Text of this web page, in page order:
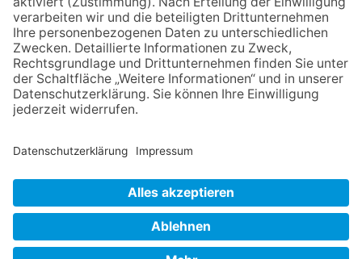
11.05.2026
FREIE WÄHLER Bad
Homburg starten
Bürgerumfrage für Berliner
Siedlung und
Gartenfeldsiedlung
NACH OBEN
Datenschutz Netiquette